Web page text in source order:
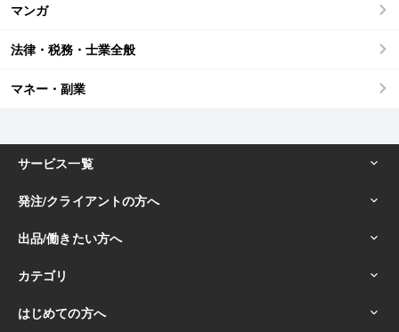
マンガ
法律・税務・士業全般
マネー・副業